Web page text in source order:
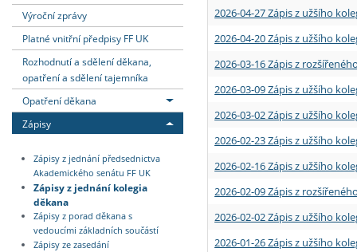
Absolventi fakulty
Vyjíždějící zaměstnanci
Výroční zprávy
Platné vnitřní předpisy FF UK
Rozhodnutí a sdělení děkana,
opatření a sdělení tajemníka
Opatření děkana
Zápisy
Zápisy z jednání předsednictva
Akademického senátu FF UK
Zápisy z jednání kolegia
děkana
Zápisy z porad děkana s
vedoucími základních součástí
Zápisy ze zasedání
2026-04-27 Zápis z užšího
2026-04-20 Zápis z užšího
2026-03-16 Zápis z
2026-03-09 Zápis z užšího
2026-03-02 Zápis z užšího
2026-02-23 Zápis z užšího
2026-02-16 Zápis z užšího
2026-02-09 Zápis z
2026-02-02 Zápis z užšího
2026-01-26 Zápis z užšího